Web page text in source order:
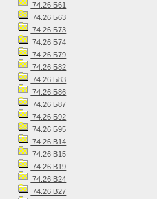
74.26 Б61
74.26 Б63
74.26 Б73
74.26 Б74
74.26 Б79
74.26 Б82
74.26 Б83
74.26 Б86
74.26 Б87
74.26 Б92
74.26 Б95
74.26 В14
74.26 В15
74.26 В19
74.26 В24
74.26 В27